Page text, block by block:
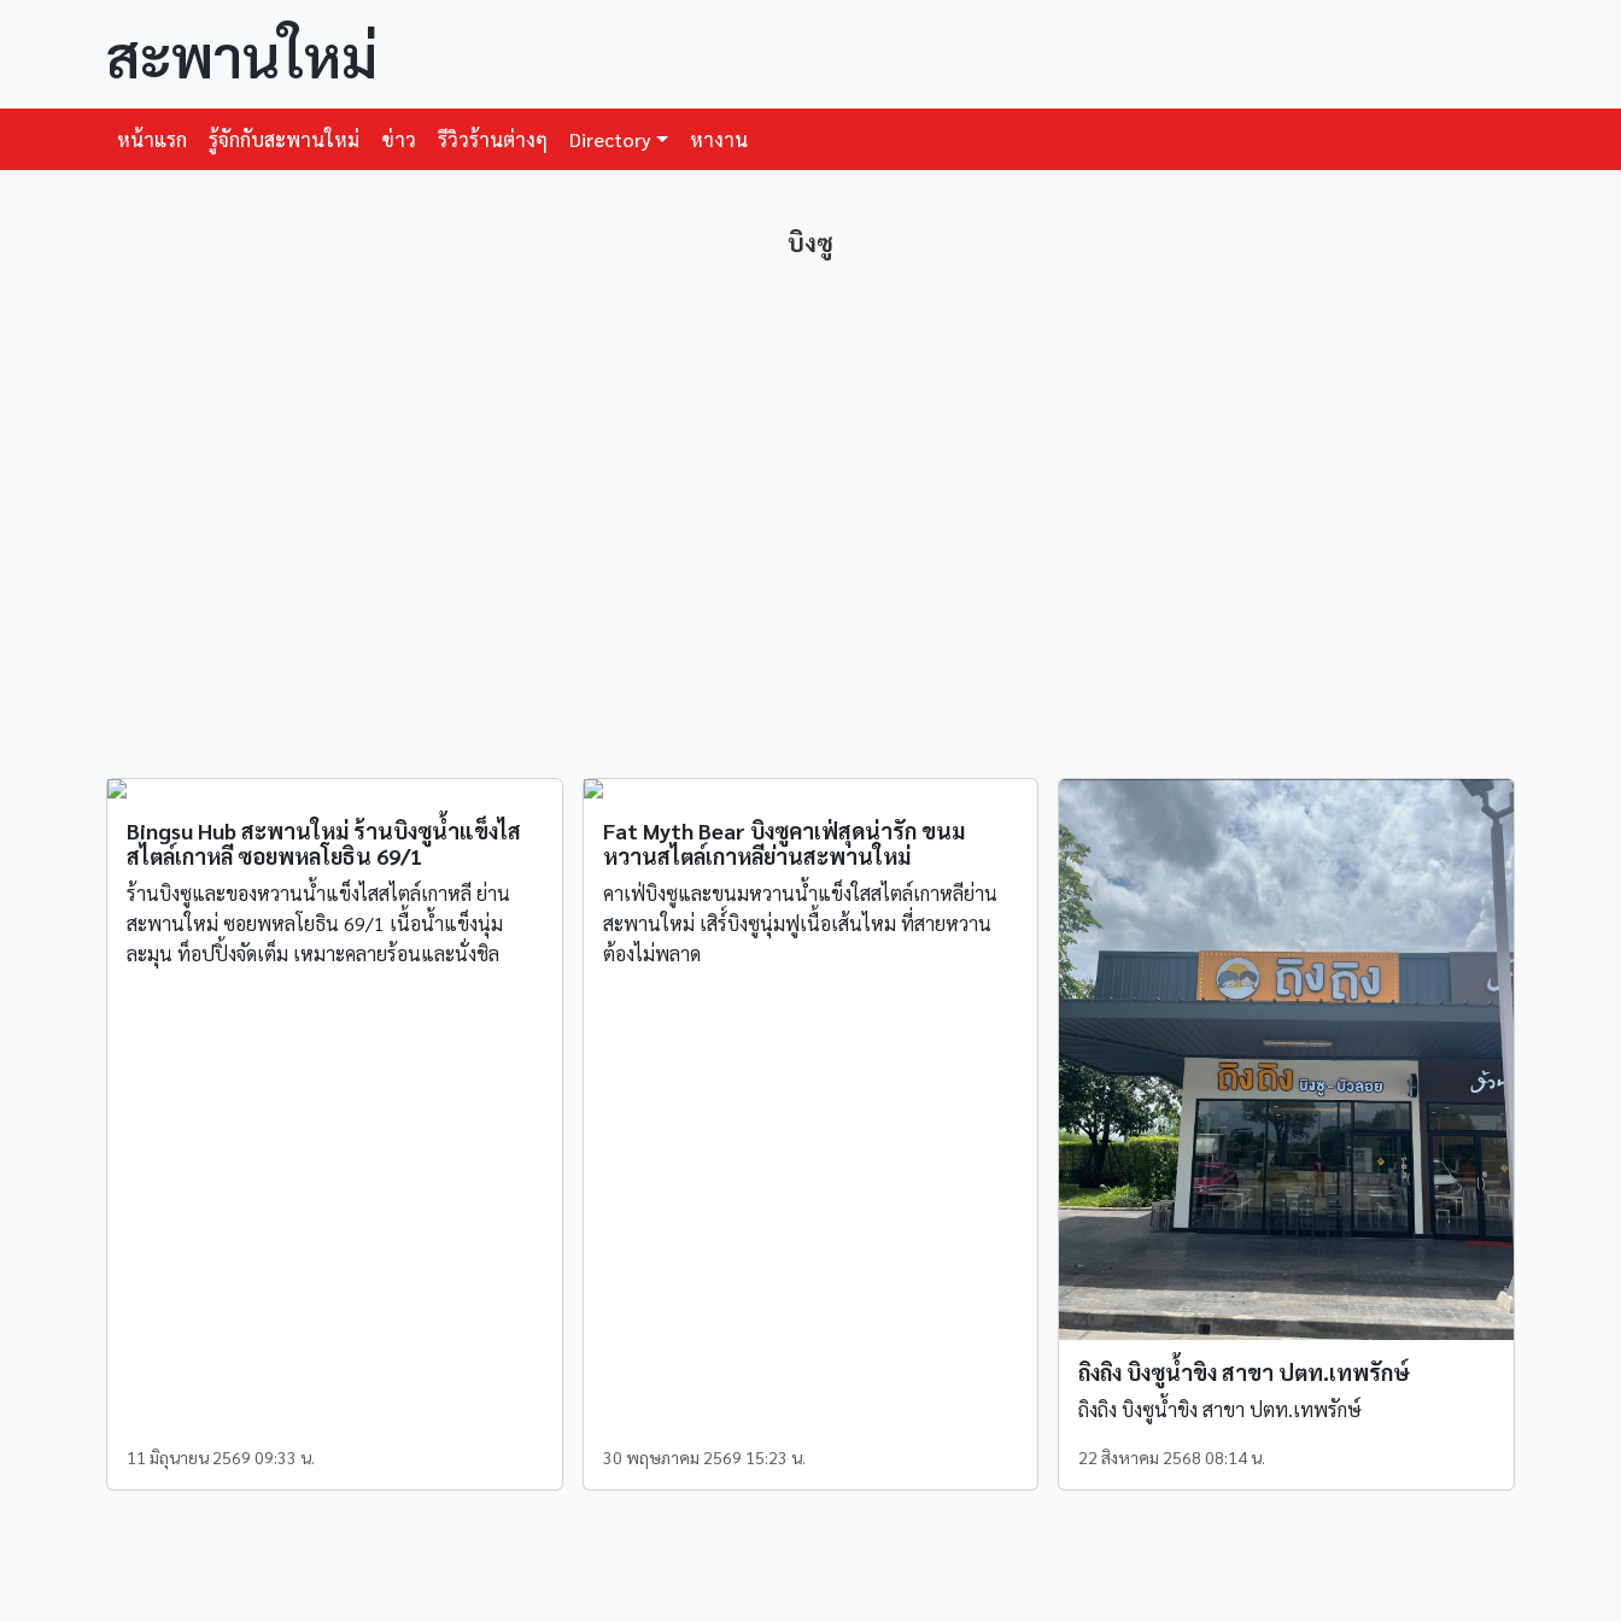
สะพานใหม่
หน้าแรก รู้จักกับสะพานใหม่ ข่าว รีวิวร้านต่างๆ Directory หางาน
บิงซู
Bingsu Hub สะพานใหม่ ร้านบิงซูน้ำแข็งไส
สไตล์เกาหลี ซอยพหลโยธิน 69/1
ร้านบิงซูและของหวานน้ำแข็งไสสไตล์เกาหลี ย่าน
สะพานใหม่ ซอยพหลโยธิน 69/1 เนื้อน้ำแข็งนุ่ม
ละมุน ท็อปปิ้งจัดเต็ม เหมาะคลายร้อนและนั่งชิล
11 มิถุนายน 2569 09:33 น.
Fat Myth Bear บิงซูคาเฟ่สุดน่ารัก ขนม
หวานสไตล์เกาหลีย่านสะพานใหม่
คาเฟ่บิงซูและขนมหวานน้ำแข็งใสสไตล์เกาหลีย่าน
สะพานใหม่ เสิร์์บิงซูนุ่มฟูเนื้อเส้นไหม ที่สายหวาน
ต้องไม่พลาด
30 พฤษภาคม 2569 15:23 น.
ถิงถิง บิงซูน้ำขิง สาขา ปตท.เทพรักษ์
ถิงถิง บิงซูน้ำขิง สาขา ปตท.เทพรักษ์
22 สิงหาคม 2568 08:14 น.